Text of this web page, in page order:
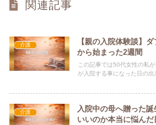
関連記事
介護
【親の入院体験談】
から始まった2週間
この記事では50代女性の私
が入院する事になった日の出
介護
入院中の母へ贈った
いいのか本当に悩んだ